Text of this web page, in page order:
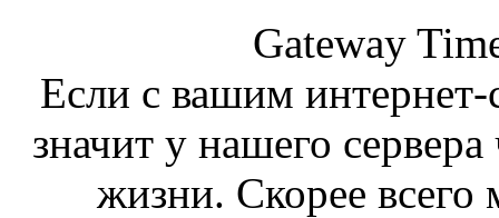
Gateway
Если с вашим интернет-
значит у нашего
жизни. Скорее